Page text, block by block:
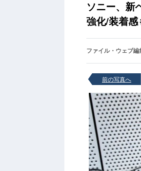
ソニー、新
強化/装着
ファイル・ウェブ編
前の写真へ